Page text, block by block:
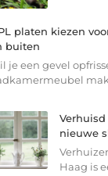
platen kiezen
buiten
je een gevel
nieuwe
Haag is